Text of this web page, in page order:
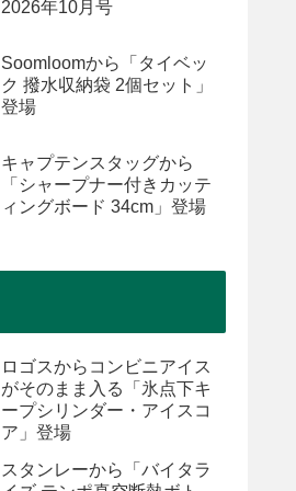
2026年10月号
Soomloomから「タイベッ
ク 撥水収納袋 2個セット」
登場
キャプテンスタッグから
「シャープナー付きカッテ
ィングボード 34cm」登場
ロゴスからコンビニアイス
がそのまま入る「氷点下キ
ープシリンダー・アイスコ
ア」登場
スタンレーから「バイタラ